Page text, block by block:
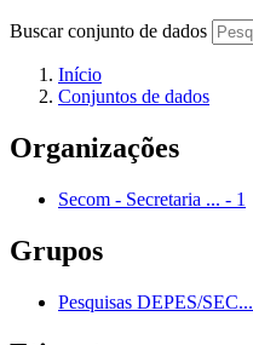
Buscar conjunto de dados
Início
Conjuntos de dados
Organizações
Secom - Secretaria ... - 1
Grupos
Pesquisas DEPES/SEC...